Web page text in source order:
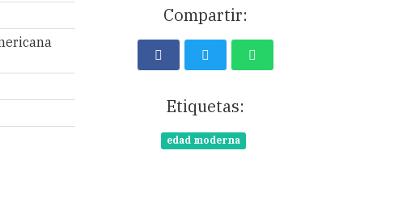
Compartir:
Etiquetas:
edad moderna